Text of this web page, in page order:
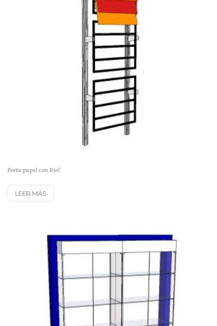
Porta papel con Riel
LEER MÁS